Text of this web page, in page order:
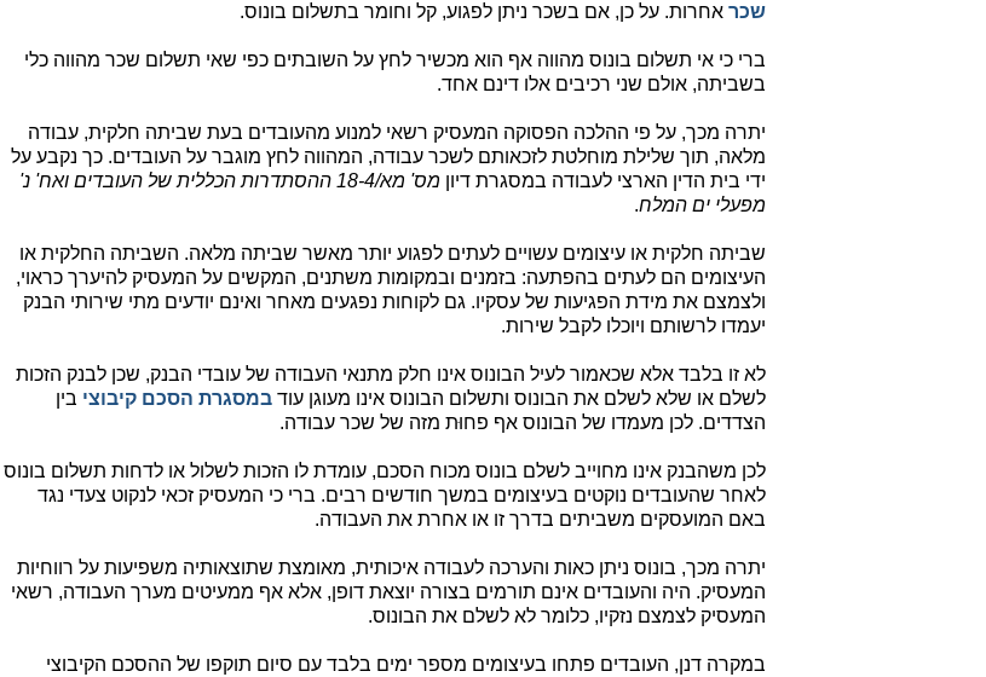
שכר אחרות. על כן, אם בשכר ניתן לפגוע, קל וחומר בתשלום בונוס.
ברי כי אי תשלום בונוס מהווה אף הוא מכשיר לחץ על השובתים כפי שאי תשלום שכר מהווה כלי
בשביתה, אולם שני רכיבים אלו דינם אחד.
יתרה מכך, על פי ההלכה הפסוקה המעסיק רשאי למנוע מהעובדים בעת שביתה חלקית, עבודה
מלאה, תוך שלילת מוחלטת לזכאותם לשכר עבודה, המהווה לחץ מוגבר על העובדים. כך נקבע על
ידי בית הדין הארצי לעבודה במסגרת דיון
מס' מא/18-4 ההסתדרות הכללית של העובדים ואח' נ'
מפעלי ים המלח.
שביתה חלקית או עיצומים עשויים לעתים לפגוע יותר מאשר שביתה מלאה. השביתה החלקית או
העיצומים הם לעתים בהפתעה: בזמנים ובמקומות משתנים, המקשים על המעסיק להיערך כראוי,
ולצמצם את מידת הפגיעות של עסקיו. גם לקוחות נפגעים מאחר ואינם יודעים מתי שירותי הבנק
יעמדו לרשותם ויוכלו לקבל שירות.
לא זו בלבד אלא שכאמור לעיל הבונוס אינו חלק מתנאי העבודה של עובדי הבנק, שכן לבנק הזכות
לשלם או שלא לשלם את הבונוס ותשלום הבונוס אינו מעוגן עוד במסגרת הסכם קיבוצי בין
הצדדים. לכן מעמדו של הבונוס אף פחוּת מזה של שכר עבודה.
לכן משהבנק אינו מחוייב לשלם בונוס מכוח הסכם, עומדת לו הזכות לשלול או לדחות תשלום בונוס
לאחר שהעובדים נוקטים בעיצומים במשך חודשים רבים. ברי כי המעסיק זכאי לנקוט צעדי נגד
באם המועסקים משביתים בדרך זו או אחרת את העבודה.
יתרה מכך, בונוס ניתן כאות והערכה לעבודה איכותית, מאומצת שתוצאותיה משפיעות על רווחיות
המעסיק. היה והעובדים אינם תורמים בצורה יוצאת דופן, אלא אף ממעיטים מערך העבודה, רשאי
המעסיק לצמצם נזקיו, כלומר לא לשלם את הבונוס.
במקרה דנן, העובדים פתחו בעיצומים מספר ימים בלבד עם סיום תוקפו של ההסכם הקיבוצי